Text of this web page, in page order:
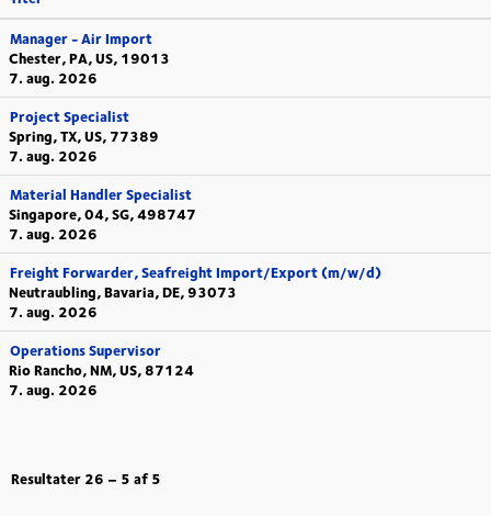
Manager - Air Import
Chester, PA, US, 19013
7. aug. 2026
Project Specialist
Spring, TX, US, 77389
7. aug. 2026
Material Handler Specialist
Singapore, 04, SG, 498747
7. aug. 2026
Freight Forwarder, Seafreight Import/Export (m/w/d)
Neutraubling, Bavaria, DE, 93073
7. aug. 2026
Operations Supervisor
Rio Rancho, NM, US, 87124
7. aug. 2026
Resultater 26 – 5 af5